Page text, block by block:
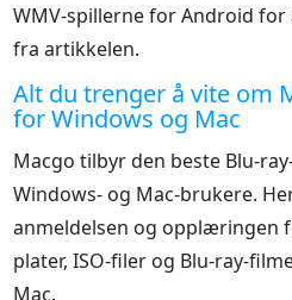
WMV-spillerne for Android for
fra artikkelen.
Alt du trenger å vite om
for Windows og Mac
Macgo tilbyr den beste Blu-
Windows- og Mac-brukere.
anmeldelsen og opplæringen
plater, ISO-filer og Blu-ray-
Mac.